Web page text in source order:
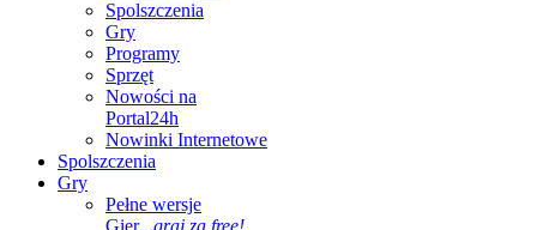
Spolszczenia
Gry
Programy
Sprzęt
Nowości na
Portal24h
Nowinki Internetowe
Spolszczenia
Gry
Pełne wersje